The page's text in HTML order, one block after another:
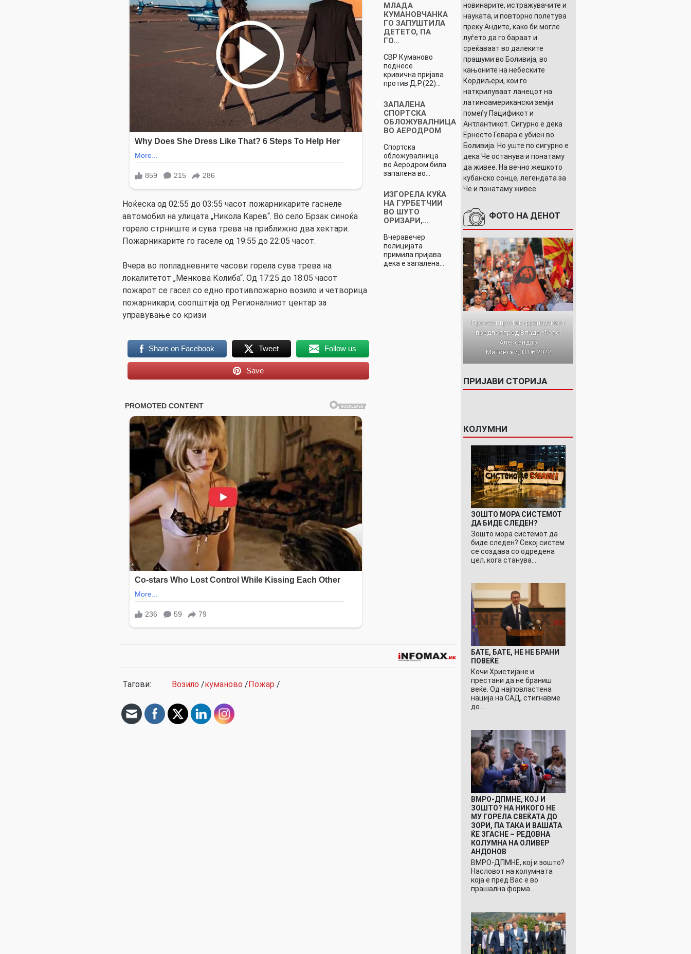
Ноќeска од 02:55 до 03:55 часот пожарникарите гаснеле
автомобил на улицата „Никола Карев“. Во село Брзак синоќа
горело стрниште и сува трева на приближно два хектари.
Пожарникарите го гаселе од 19:55 до 22:05 часот.
Вчера во попладневните часови горела сува трева на
локалитетот „Менкова Колиба“. Од 17:25 до 18:05 часот
пожарот се гасел со едно противпожарно возило и четворица
пожарникари, соопштија од Регионалниот центар за
управување со кризи
Share on Facebook Tweet Follow us
Save
МЛАДА
КУМАНОВЧАНКА
ГО ЗАПУШТИЛА
ДЕТЕТО, ПА
ГО…
СВР Куманово
поднесе
кривична пријава
против Д.Р.(22)…
ЗАПАЛЕНА
СПОРТСКА
ОБЛОЖУВАЛНИЦА
ВО АЕРОДРОМ
Спортска
обложувалница
во Аеродром била
запалена во…
ИЗГОРЕЛА КУЌА
НА ГУРБЕТЧИИ
ВО ШУТО
ОРИЗАРИ,…
Вчеравечер
полицијата
примила пријава
дека е запалена…
Тагови: Возило /куманово /Пожар /
новинарите, истражувачите и
науката, и повторно полетува
преку Андите, како би могле
луѓето да го бараат и
среќаваат во далеките
прашуми во Боливија, во
кањоните на небеските
Кордиљери, кои го
наткрилуваат ланецот на
латиноамерикански земји
помеѓу Пацификот и
Антлантикот. Сигурно е дека
Ернесто Гевара е убиен во
Боливија. Но уште по сигурно е
дека Че останува и понатаму
да живее. На вечно жешкото
кубанско сонце, легендата за
Че и понатаму живее.
ФОТО НА ДЕНОТ
Протест против францускиот
предлог пред Влада. Фото:
Александар
Митовски,03.06.2022
ПРИЈАВИ СТОРИЈА
КОЛУМНИ
ЗОШТО МОРА СИСТЕМОТ
ДА БИДЕ СЛЕДЕН?
Зошто мора системот да
биде следен? Секој систем
се создава со одредена
цел, кога станува…
БАТЕ, БАТЕ, НЕ НЕ БРАНИ
ПОВЕЌЕ
Кочи Христијане и
престани да не браниш
веќе. Од најповластена
нација на САД, стигнавме
до…
ВМРО-ДПМНЕ, КОЈ И
ЗОШТО? НА НИКОГО НЕ
МУ ГОРЕЛА СВЕЌАТА ДО
ЗОРИ, ПА ТАКА И ВАШАТА
ЌЕ ЗГАСНЕ – РЕДОВНА
КОЛУМНА НА ОЛИВЕР
АНДОНОВ
ВМРО-ДПМНЕ, кој и зошто?
Насловот на колумната
која е пред Вас е во
прашална форма…